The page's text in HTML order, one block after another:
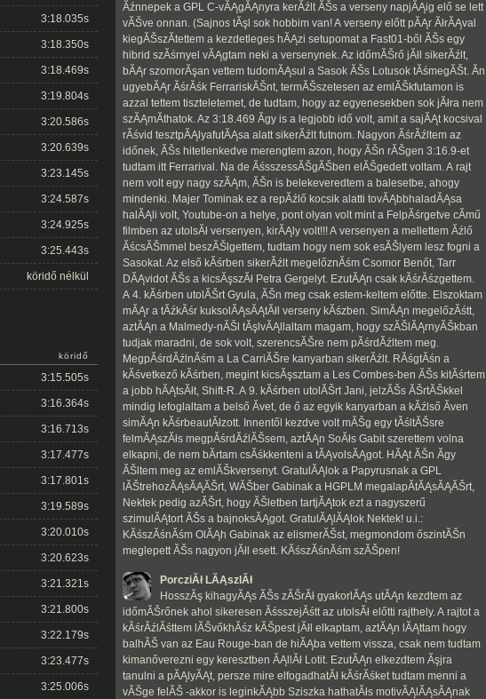
3:18.035s
3:18.350s
3:18.469s
3:19.804s
3:20.586s
3:20.639s
3:23.145s
3:24.587s
3:24.925s
3:25.443s
köridő nélkül
köridő
3:15.505s
3:16.364s
3:16.713s
3:17.477s
3:17.801s
3:19.589s
3:20.010s
3:20.623s
3:21.321s
3:21.800s
3:22.179s
3:23.477s
3:25.006s
Ăźnnepek a GPL C-vĂĄgĂĄnyra kerĂźlt ĂŠs a verseny napjĂĄig elő se lett
vĂŠve onnan. (Sajnos tĂşl sok hobbim van! A verseny előtt pĂĄr ĂłrĂĄval
kiegĂŠszĂ­tettem a kezdetleges hĂĄzi setupomat a Fast01-ből ĂŠs egy
hibrid szĂśrnyel vĂĄgtam neki a versenynek. Az időmĂŠrő jĂłl sikerĂźlt,
bĂĄr szomorĂşan vettem tudomĂĄsul a Sasok ĂŠs Lotusok tĂśmegĂŠt. Ăn
ugyebĂĄr ĂśrĂśk FerrariskĂŠnt, termĂŠszetesen az emlĂŠkfutamon is
azzal tettem tiszteletemet, de tudtam, hogy az egyenesekben sok jĂłra nem
szĂĄmĂ­thatok. Az 3:18.469 Ă­gy is a legjobb idő volt, amit a sajĂĄt kocsival
rĂśvid tesztpĂĄlyafutĂĄsa alatt sikerĂźlt futnom. Nagyon ĂśrĂźltem az
időnek, ĂŠs hitetlenkedve merengtem azon, hogy ĂŠn rĂŠgen 3:16.9-et
tudtam itt Ferrarival. Na de ĂśsszessĂŠgĂŠben elĂŠgedett voltam. A rajt
nem volt egy nagy szĂĄm, ĂŠn is belekeveredtem a balesetbe, ahogy
mindenki. Majer Tominak ez a repĂźlő kocsik alatti tovĂĄbbhaladĂĄsa
halĂĄli volt, Youtube-on a helye, pont olyan volt mint a FelpĂśrgetve cĂ­mű
filmben az utolsĂł versenyen, kirĂĄly volt!!! A versenyen a mellettem Ăźlő
ĂścsĂŠmmel beszĂŠlgettem, tudtam hogy nem sok esĂŠlyem lesz fogni a
Sasokat. Az első kĂśrben sikerĂźlt megelőznĂśm Csomor Benőt, Tarr
DĂĄvidot ĂŠs a kicsĂşszĂł Petra Gergelyt. EzutĂĄn csak kĂśrĂśzgettem.
A 4. kĂśrben utolĂŠrt Gyula, ĂŠn meg csak estem-keltem előtte. Elszoktam
mĂĄr a tĂźkĂśr kuksolĂĄsĂĄtĂłl verseny kĂśzben. SimĂĄn megelőzĂśtt,
aztĂĄn a Malmedy-nĂŠl tĂşlvĂĄllaltam magam, hogy szĂŠlĂĄrnyĂŠkban
tudjak maradni, de sok volt, szerencsĂŠre nem pĂśrdĂźltem meg.
MegpĂśrdĂźlnĂśm a La CarriĂŠre kanyarban sikerĂźlt. RĂśgtĂśn a
kĂśvetkező kĂśrben, megint kicsĂşsztam a Les Combes-ben ĂŠs kitĂśrtem
a jobb hĂĄtsĂłt, Shift-R. A 9. kĂśrben utolĂŠrt Jani, jelzĂŠs ĂŠrtĂŠkkel
mindig lefoglaltam a belső Ă­vet, de ő az egyik kanyarban a kĂźlső Ă­ven
simĂĄn kĂśrbeautĂłzott. Innentől kezdve volt mĂŠg egy tĂśltĂŠsre
felmĂĄszĂłs megpĂśrdĂźlĂŠsem, aztĂĄn SoĂłs Gabit szerettem volna
elkapni, de nem bĂ­rtam csĂśkkenteni a tĂĄvolsĂĄgot. HĂĄt ĂŠn Ă­gy
ĂŠltem meg az emlĂŠkversenyt. GratulĂĄlok a Papyrusnak a GPL
lĂŠtrehozĂĄsĂĄĂŠrt, WĂŠber Gabinak a HGPLM megalapĂ­tĂĄsĂĄĂŠrt,
Nektek pedig azĂŠrt, hogy ĂŠletben tartjĂĄtok ezt a nagyszerű
szimulĂĄtort ĂŠs a bajnoksĂĄgot. GratulĂĄlĂĄlok Nektek! u.i.:
KĂśszĂśnĂśm OlĂĄh Gabinak az elismerĂŠst, megmondom őszintĂŠn
meglepett ĂŠs nagyon jĂłl esett. KĂśszĂśnĂśm szĂŠpen!
PorcziĂł LĂĄszlĂł
HosszĂş kihagyĂĄs ĂŠs zĂŠrĂł gyakorlĂĄs utĂĄn kezdtem az
időmĂŠrőnek ahol sikeresen ĂśsszejĂśtt az utolsĂł előtti rajthely. A rajtot a
kĂśrĂźlĂśttem lĂŠvőkhĂśz kĂŠpest jĂłl elkaptam, aztĂĄn lĂĄttam hogy
balhĂŠ van az Eau Rouge-ban de hiĂĄba vettem vissza, csak nem tudtam
kimanőverezni egy keresztben ĂĄllĂł Lotit. EzutĂĄn elkezdtem Ăşjra
tanulni a pĂĄlyĂĄt, persze mire elfogadhatĂł kĂśrĂśket tudtam menni a
vĂŠge felĂŠ -akkor is leginkĂĄbb Sziszka hathatĂłs motivĂĄlĂĄsĂĄnak